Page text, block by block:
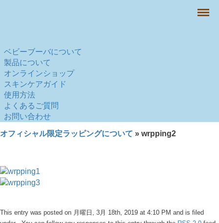
ベビーブーバについて
製品について
オンラインショップ
スキンケアガイド
使用方法
よくあるご質問
お問い合わせ
Menu
オフィシャル限定ラッピングについて » wrpping2
This entry was posted on 月曜日, 3月 18th, 2019 at 4:10 PM and is filed